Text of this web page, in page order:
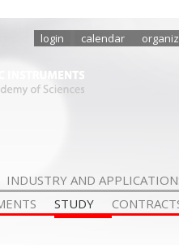
login calendar
INDUSTRY AND
STUDY